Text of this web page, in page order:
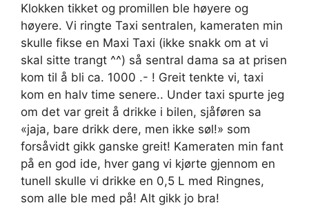
Klokken tikket og promillen ble høyere og
høyere. Vi ringte Taxi sentralen, kameraten min
skulle fikse en Maxi Taxi (ikke snakk om at vi
skal sitte trangt ^^) så sentral dama sa at prisen
kom til å bli ca. 1000 .- ! Greit tenkte vi, taxi
kom en halv time senere.. Under taxi spurte jeg
om det var greit å drikke i bilen, sjåføren sa
«jaja, bare drikk dere, men ikke søl!» som
forsåvidt gikk ganske greit! Kameraten min fant
på en god ide, hver gang vi kjørte gjennom en
tunell skulle vi drikke en 0,5 L med Ringnes,
som alle ble med på! Alt gikk jo bra!